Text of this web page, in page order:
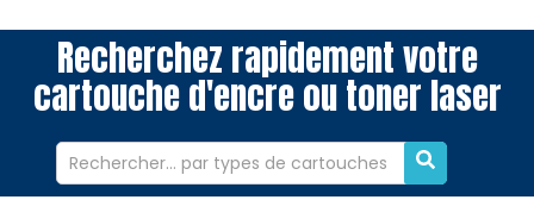
Recherchez rapidement votre
cartouche d'encre ou toner laser